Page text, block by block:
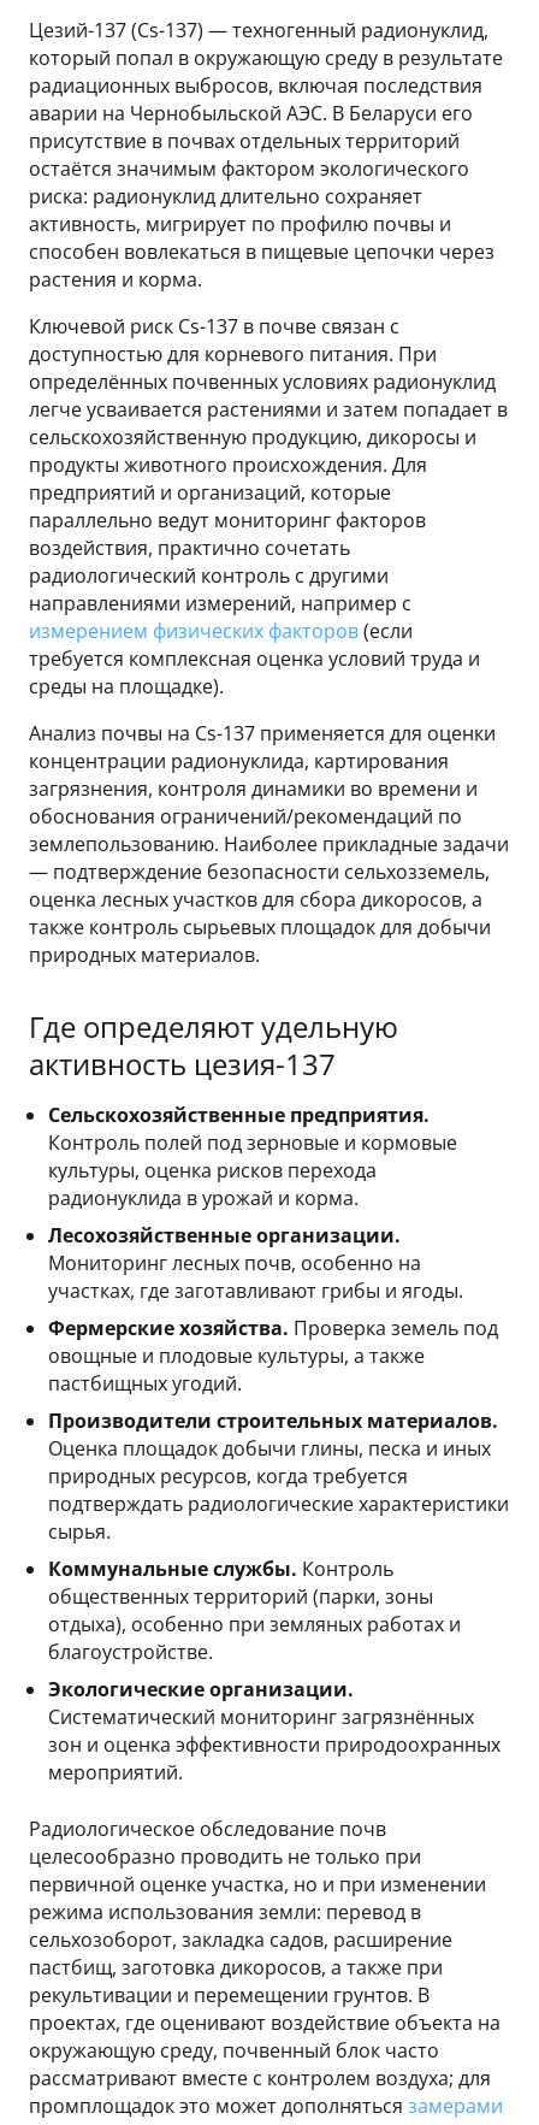
Цезий-137 (Cs-137) — техногенный радионуклид,
который попал в окружающую среду в результате
радиационных выбросов, включая последствия
аварии на Чернобыльской АЭС. В Беларуси его
присутствие в почвах отдельных территорий
остаётся значимым фактором экологического
риска: радионуклид длительно сохраняет
активность, мигрирует по профилю почвы и
способен вовлекаться в пищевые цепочки через
растения и корма.
Ключевой риск Cs-137 в почве связан с
доступностью для корневого питания. При
определённых почвенных условиях радионуклид
легче усваивается растениями и затем попадает в
сельскохозяйственную продукцию, дикоросы и
продукты животного происхождения. Для
предприятий и организаций, которые
параллельно ведут мониторинг факторов
воздействия, практично сочетать
радиологический контроль с другими
направлениями измерений, например с
измерением физических факторов(если
требуется комплексная оценка условий труда и
среды на площадке).
Анализ почвы на Cs-137 применяется для оценки
концентрации радионуклида, картирования
загрязнения, контроля динамики во времени и
обоснования ограничений/рекомендаций по
землепользованию. Наиболее прикладные задачи
— подтверждение безопасности сельхозземель,
оценка лесных участков для сбора дикоросов, а
также контроль сырьевых площадок для добычи
природных материалов.
Где определяют удельную
активность цезия-137
Сельскохозяйственные предприятия.
Контроль полей под зерновые и кормовые
культуры, оценка рисков перехода
радионуклида в урожай и корма.
Лесохозяйственные организации.
Мониторинг лесных почв, особенно на
участках, где заготавливают грибы и ягоды.
Фермерские хозяйства. Проверка земель под
овощные и плодовые культуры, а также
пастбищных угодий.
Производители строительных материалов.
Оценка площадок добычи глины, песка и иных
природных ресурсов, когда требуется
подтверждать радиологические характеристики
сырья.
Коммунальные службы. Контроль
общественных территорий (парки, зоны
отдыха), особенно при земляных работах и
благоустройстве.
Экологические организации.
Систематический мониторинг загрязнённых
зон и оценка эффективности природоохранных
мероприятий.
Радиологическое обследование почв
целесообразно проводить не только при
первичной оценке участка, но и при изменении
режима использования земли: перевод в
сельхозоборот, закладка садов, расширение
пастбищ, заготовка дикоросов, а также при
рекультивации и перемещении грунтов. В
проектах, где оценивают воздействие объекта на
окружающую среду, почвенный блок часто
рассматривают вместе с контролем воздуха; для
промплощадок это может дополняться замерами